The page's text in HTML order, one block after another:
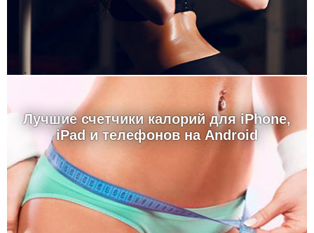
Лучшие счетчики калорий для iPhone,
iPad и телефонов на Android